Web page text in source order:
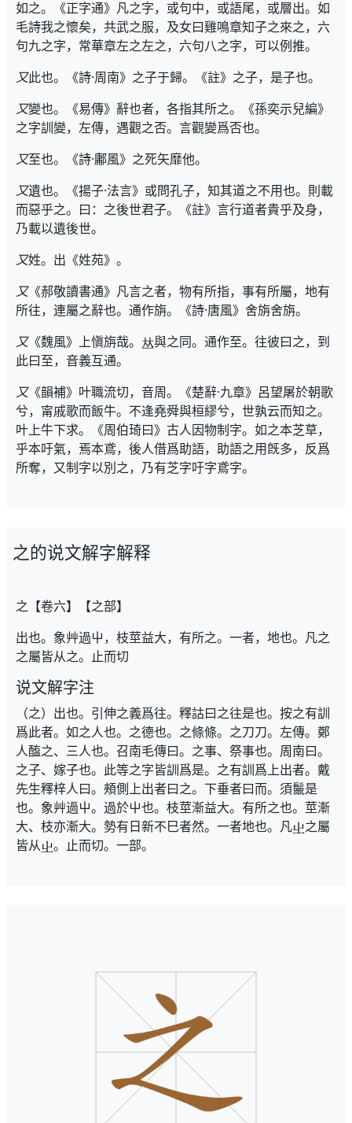
如之。《正字通》凡之字，或句中，或語尾，或層出。如
毛詩我之懷矣，共武之服，及女曰雞鳴章知子之來之，六
句九之字，常華章左之左之，六句八之字，可以例推。
又此也。《詩·周南》之子于歸。《註》之子，是子也。
又變也。《易傳》辭也者，各指其所之。《孫奕示兒編》
之字訓變，左傳，遇觀之否。言觀變爲否也。
又至也。《詩·鄘風》之死矢靡他。
又遺也。《揚子·法言》或問孔子，知其道之不用也。則載
而惡乎之。曰：之後世君子。《註》言行道者貴乎及身，
乃載以遺後世。
又姓。出《姓苑》。
又《郝敬讀書通》凡言之者，物有所指，事有所屬，地有
所往，連屬之辭也。通作旃。《詩·唐風》舍旃舍旃。
又《魏風》上愼旃哉。
與之同。通作至。往彼曰之，到
此曰至，音義互通。
又《韻補》叶職流切，音周。《楚辭·九章》呂望屠於朝歌
兮，甯戚歌而飯牛。不逢堯舜與桓繆兮，世孰云而知之。
叶上牛下求。《周伯琦曰》古人因物制字。如之本芝草，
乎本吁氣，焉本鳶，後人借爲助語，助語之用旣多，反爲
所奪，又制字以別之，乃有芝字吁字鳶字。
之的说文解字解释
之【卷六】【之部】
出也。象艸過屮，枝莖益大，有所之。一者，地也。凡之
之屬皆从之。止而切
说文解字注
（之）出也。引伸之義爲往。釋詁曰之往是也。按之有訓
爲此者。如之人也。之德也。之條條。之刀刀。左傳。鄭
人醢之、三人也。召南毛傳曰。之事、祭事也。周南曰。
之子、嫁子也。此等之字皆訓爲是。之有訓爲上出者。戴
先生釋梓人曰。頰側上出者曰之。下垂者曰而。須鬛是
也。象艸過屮。過於屮也。枝莖漸益大。有所之也。莖漸
大、枝亦漸大。勢有日新不巳者然。一者地也。凡
之屬
皆从
。止而切。一部。